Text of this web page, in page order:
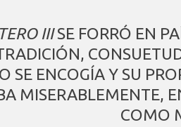
IIISE FORRÓ EN
SE ENCOGÍA Y SU
MISERABLEMENTE,
COMO